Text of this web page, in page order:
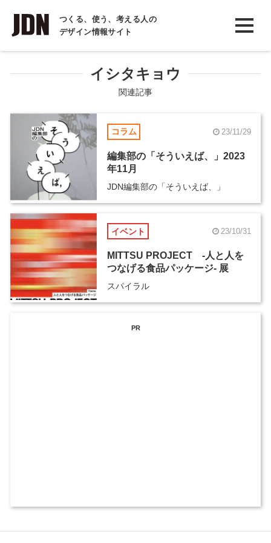
つくる、使う、考える人の
デザイン情報サイト
INTERVIEW
インタビュー
COLUMN
コラム
イシタキョウ
関連記事
コラム 23/11/29
編集部の「そういえば、」2023
年11月
JDN編集部の「そういえば、」
イベント 23/10/31
MITTSU PROJECT -人と人を
つなげる食品パッケージ- 展
スパイラル
PR